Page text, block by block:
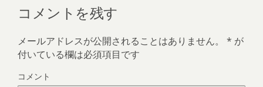
コメントを残す
メールアドレスが公開されることはありません。 * が
付いている欄は必須項目です
コメント